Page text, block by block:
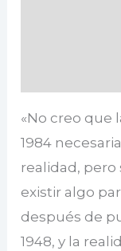
«No creo que
1984
realidad, pero
existir algo
después de
1948, y la